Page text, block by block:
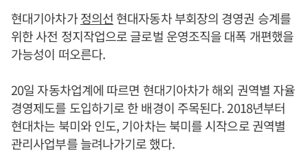
현대기아차가정의선 현대자동차 부회장의 경영권 승계를
위한 사전 정지작업으로 글로벌 운영조직을 대폭 개편했을
가능성이 떠오른다.
20일 자동차업계에 따르면 현대기아차가 해외 권역별 자율
경영제도를 도입하기로 한 배경이 주목된다. 2018년부터
현대차는 북미와 인도, 기아차는 북미를 시작으로 권역별
관리사업부를 늘려나가기로 했다.